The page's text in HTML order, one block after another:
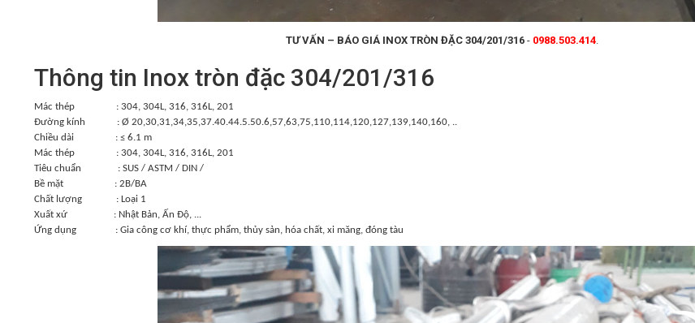
TƯ VẤN – BÁO GIÁ INOX TRÒN ĐẶC 304/201/316- 0988.503.414.
Thông tin Inox tròn đặc 304/201/316
Mác thép : 304, 304L, 316, 316L, 201
Đường kính : Ø 20,30,31,34,35,37.40.44.5.50.6,57,63,75,110,114,120,127,139,140,160, ..
Chiều dài : ≤ 6.1 m
Mác thép : 304, 304L, 316, 316L, 201
Tiêu chuẩn : SUS / ASTM / DIN /
Bề mặt : 2B/BA
Chất lượng : Loại 1
Xuất xứ : Nhật Bản, Ấn Độ, ...
Ứng dụng : Gia công cơ khí, thực phẩm, thủy sản, hóa chất, xi măng, đóng tàu